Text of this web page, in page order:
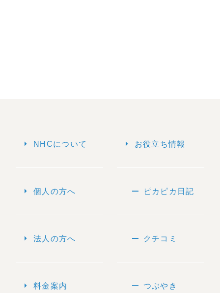
arrow_right NHCについて
arrow_right 個人の方へ
arrow_right 法人の方へ
arrow_right 料金案内
arrow_right お役立ち情報
remove ピカピカ日記
remove クチコミ
remove つぶやき